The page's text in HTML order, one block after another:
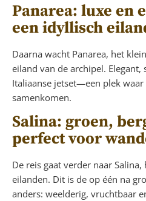
Panarea: luxe en
een idyllisch
Daarna wacht Panarea, het
eiland van de archipel.
Italiaanse jetset—een plek
samenkomen.
Salina: groen,
perfect voor
De reis gaat verder naar
eilanden. Dit is de op één na
anders: weelderig, vruchtbaar